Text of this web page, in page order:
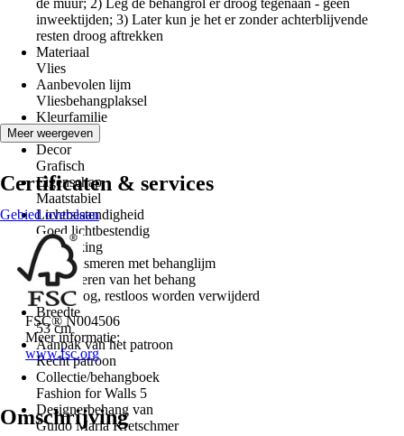
de muur; 2) Leg de behangrol er droog tegenaan - geen
inweektijden; 3) Later kun je het er zonder achterblijvende
resten droog aftrekken
Materiaal
Vlies
Aanbevolen lijm
Vliesbehangplaksel
Kleurfamilie
Beige
Decor
Grafisch
Eigenschap
Maatstabiel
Lichtbestendigheid
Goed lichtbestendig
Verwerking
Wand insmeren met behanglijm
Verwijderen van het behang
Kan droog, restloos worden verwijderd
Breedte
53 cm
Aanpak van het patroon
Recht patroon
Collectie/behangboek
Fashion for Walls 5
Designerbehang van
Guido Maria Kretschmer
Meer weergeven
Certificaten & services
Gebied overslaan
FSC® N004506
Meer informatie:
www.fsc.org
Omschrijving